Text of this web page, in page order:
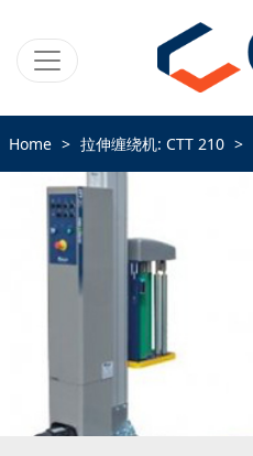
Home 拉伸缠绕机: CTT 210